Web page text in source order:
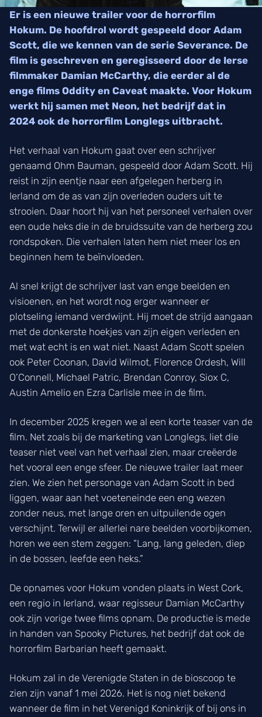
Er is een nieuwe trailer voor de horrorfilm
Hokum. De hoofdrol wordt gespeeld door Adam
Scott, die we kennen van de serie Severance. De
film is geschreven en geregisseerd door de Ierse
filmmaker Damian McCarthy, die eerder al de
enge films Oddity en Caveat maakte. Voor Hokum
werkt hij samen met Neon, het bedrijf dat in
2024 ook de horrorfilm Longlegs uitbracht.
Het verhaal van Hokum gaat over een schrijver
genaamd Ohm Bauman, gespeeld door Adam Scott. Hij
reist in zijn eentje naar een afgelegen herberg in
Ierland om de as van zijn overleden ouders uit te
strooien. Daar hoort hij van het personeel verhalen over
een oude heks die in de bruidssuite van de herberg zou
rondspoken. Die verhalen laten hem niet meer los en
beginnen hem te beïnvloeden.
Al snel krijgt de schrijver last van enge beelden en
visioenen, en het wordt nog erger wanneer er
plotseling iemand verdwijnt. Hij moet de strijd aangaan
met de donkerste hoekjes van zijn eigen verleden en
met wat echt is en wat niet. Naast Adam Scott spelen
ook Peter Coonan, David Wilmot, Florence Ordesh, Will
O’Connell, Michael Patric, Brendan Conroy, Siox C,
Austin Amelio en Ezra Carlisle mee in de film.
In december 2025 kregen we al een korte teaser van de
film. Net zoals bij de marketing van Longlegs, liet die
teaser niet veel van het verhaal zien, maar creëerde
het vooral een enge sfeer. De nieuwe trailer laat meer
zien. We zien het personage van Adam Scott in bed
liggen, waar aan het voeteneinde een eng wezen
zonder neus, met lange oren en uitpuilende ogen
verschijnt. Terwijl er allerlei nare beelden voorbijkomen,
horen we een stem zeggen: “Lang, lang geleden, diep
in de bossen, leefde een heks.”
De opnames voor Hokum vonden plaats in West Cork,
een regio in Ierland, waar regisseur Damian McCarthy
ook zijn vorige twee films opnam. De productie is mede
in handen van Spooky Pictures, het bedrijf dat ook de
horrorfilm Barbarian heeft gemaakt.
Hokum zal in de Verenigde Staten in de bioscoop te
zien zijn vanaf 1 mei 2026. Het is nog niet bekend
wanneer de film in het Verenigd Koninkrijk of bij ons in